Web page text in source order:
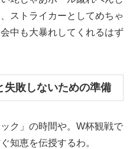
ストライカーとしてめちゃ
中も大暴れしてくれるはず
失敗しないための準備
ク」の時間や。W杯観戦で
知恵を伝授するわ。